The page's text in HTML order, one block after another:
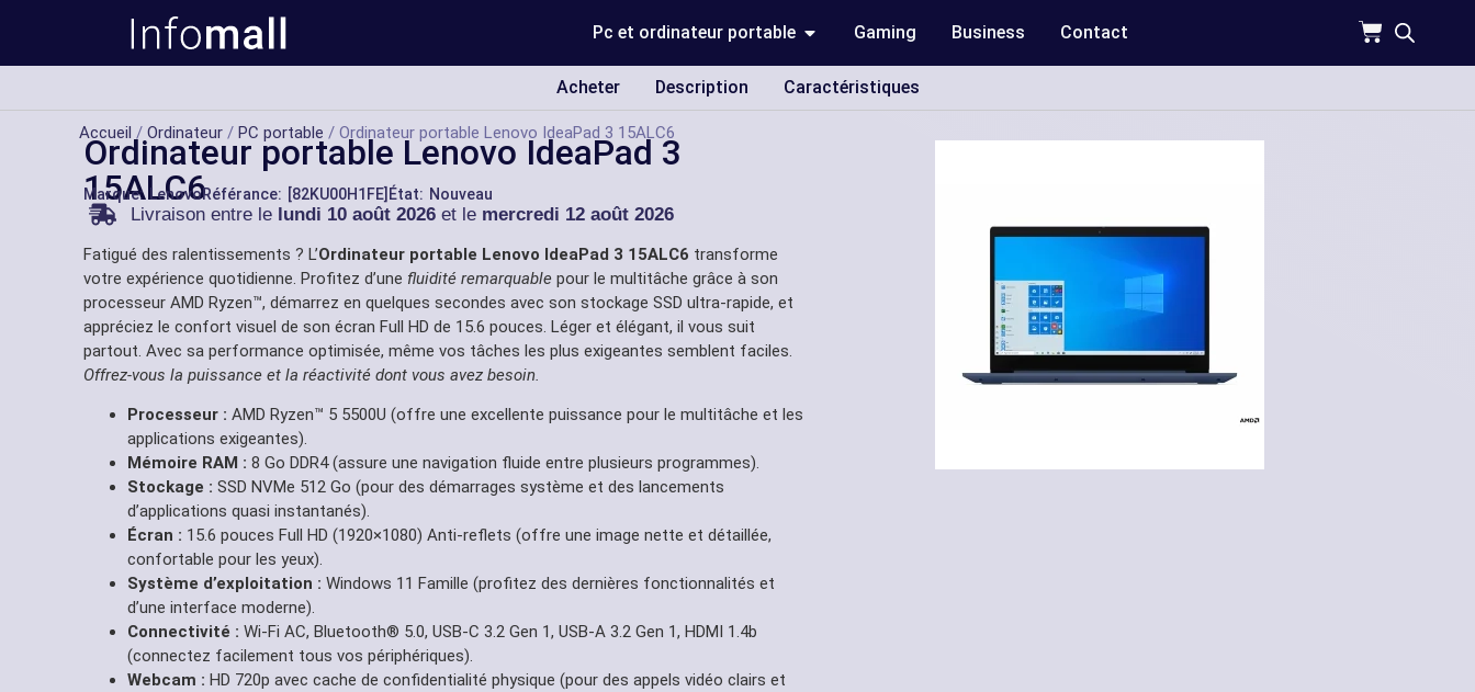
Pc et ordinateur portable Gaming Business Contact
Acheter Description Caractéristiques
Accueil / Ordinateur / PC portable / Ordinateur portable Lenovo IdeaPad 3 15ALC6
Ordinateur portable Lenovo IdeaPad 3
15ALC6
Marque: LenovoRéférance: [82KU00H1FE] État: Nouveau
Livraison entre le lundi 10 août 2026 et le mercredi 12 août 2026
Fatigué des ralentissements ? L’Ordinateur portable Lenovo IdeaPad 3 15ALC6 transforme
votre expérience quotidienne. Profitez d’une fluidité remarquable pour le multitâche grâce à son
processeur AMD Ryzen™, démarrez en quelques secondes avec son stockage SSD ultra-rapide, et
appréciez le confort visuel de son écran Full HD de 15.6 pouces. Léger et élégant, il vous suit
partout. Avec sa performance optimisée, même vos tâches les plus exigeantes semblent faciles.
Offrez-vous la puissance et la réactivité dont vous avez besoin.
Processeur : AMD Ryzen™ 5 5500U (offre une excellente puissance pour le multitâche et les
applications exigeantes).
Mémoire RAM : 8 Go DDR4 (assure une navigation fluide entre plusieurs programmes).
Stockage : SSD NVMe 512 Go (pour des démarrages système et des lancements
d’applications quasi instantanés).
Écran : 15.6 pouces Full HD (1920×1080) Anti-reflets (offre une image nette et détaillée,
confortable pour les yeux).
Système d’exploitation : Windows 11 Famille (profitez des dernières fonctionnalités et
d’une interface moderne).
Connectivité : Wi-Fi AC, Bluetooth® 5.0, USB-C 3.2 Gen 1, USB-A 3.2 Gen 1, HDMI 1.4b
(connectez facilement tous vos périphériques).
Webcam : HD 720p avec cache de confidentialité physique (pour des appels vidéo clairs et